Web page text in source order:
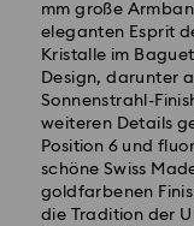
mm große
eleganten Esprit
Kristalle im
Design, darunter
Sonnenstrahl-
weiteren Details
Position 6 und
schöne Swiss
goldfarbenen
die Tradition der
Bestellungen, die
10:00 Uhr MEZ
Werktag
Lieferzeit bei
Bearbeitung und
Standard
Kostenloser
EUR 99